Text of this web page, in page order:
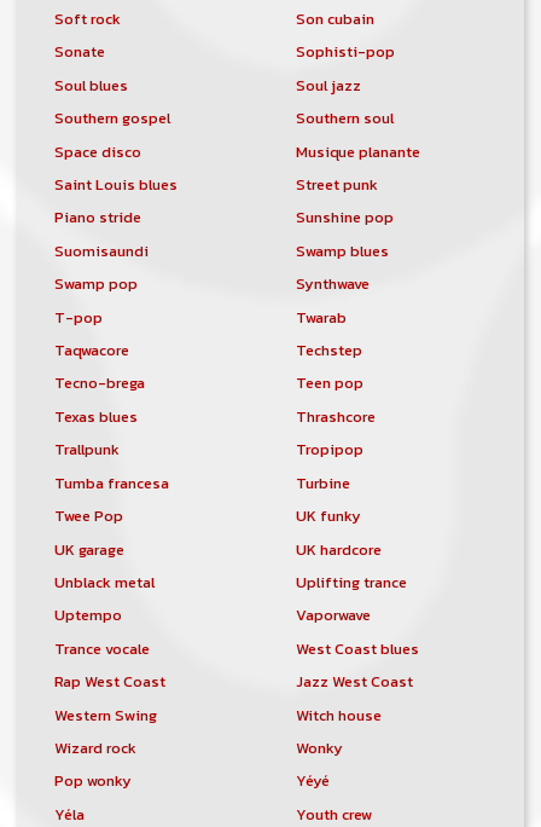
Soft rock
Son cubain
Sonate
Sophisti-pop
Soul blues
Soul jazz
Southern gospel
Southern soul
Space disco
Musique planante
Saint Louis blues
Street punk
Piano stride
Sunshine pop
Suomisaundi
Swamp blues
Swamp pop
Synthwave
T-pop
Twarab
Taqwacore
Techstep
Tecno-brega
Teen pop
Texas blues
Thrashcore
Trallpunk
Tropipop
Tumba francesa
Turbine
Twee Pop
UK funky
UK garage
UK hardcore
Unblack metal
Uplifting trance
Uptempo
Vaporwave
Trance vocale
West Coast blues
Rap West Coast
Jazz West Coast
Western Swing
Witch house
Wizard rock
Wonky
Pop wonky
Yéyé
Yéla
Youth crew